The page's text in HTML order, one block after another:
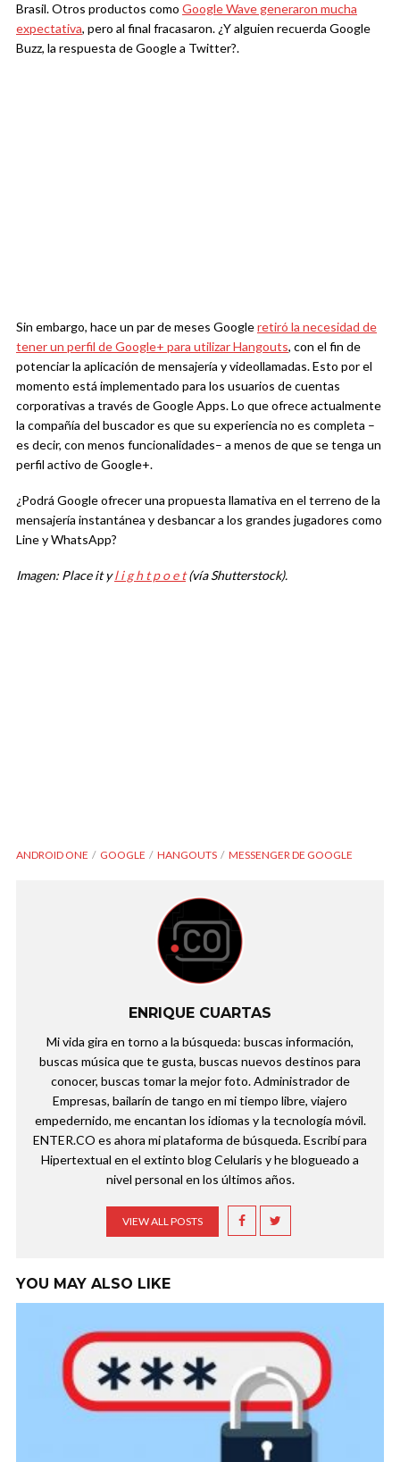
Brasil. Otros productos como Google Wave generaron mucha
expectativa, pero al final fracasaron. ¿Y alguien recuerda Google
Buzz, la respuesta de Google a Twitter?.
Sin embargo, hace un par de meses Googleretiró la necesidad de
tener un perfil de Google+ para utilizar Hangouts, con el fin de
potenciar la aplicación de mensajería y videollamadas. Esto por el
momento está implementado para los usuarios de cuentas
corporativas a través de Google Apps. Lo que ofrece actualmente
la compañía del buscador es que su experiencia no es completa –
es decir, con menos funcionalidades– a menos de que se tenga un
perfil activo de Google+.
¿Podrá Google ofrecer una propuesta llamativa en el terreno de la
mensajería instantánea y desbancar a los grandes jugadores como
Line y WhatsApp?
Imagen: Place it yl i g h t p o e t(vía Shutterstock).
ANDROID ONE GOOGLE HANGOUTS MESSENGER DE GOOGLE
ENRIQUE CUARTAS
Mi vida gira en torno a la búsqueda: buscas información,
buscas música que te gusta, buscas nuevos destinos para
conocer, buscas tomar la mejor foto. Administrador de
Empresas, bailarín de tango en mi tiempo libre, viajero
empedernido, me encantan los idiomas y la tecnología móvil.
ENTER.CO es ahora mi plataforma de búsqueda. Escribí para
Hipertextual en el extinto blog Celularis y he blogueado a
nivel personal en los últimos años.
VIEW ALL POSTS
YOU MAY ALSO LIKE